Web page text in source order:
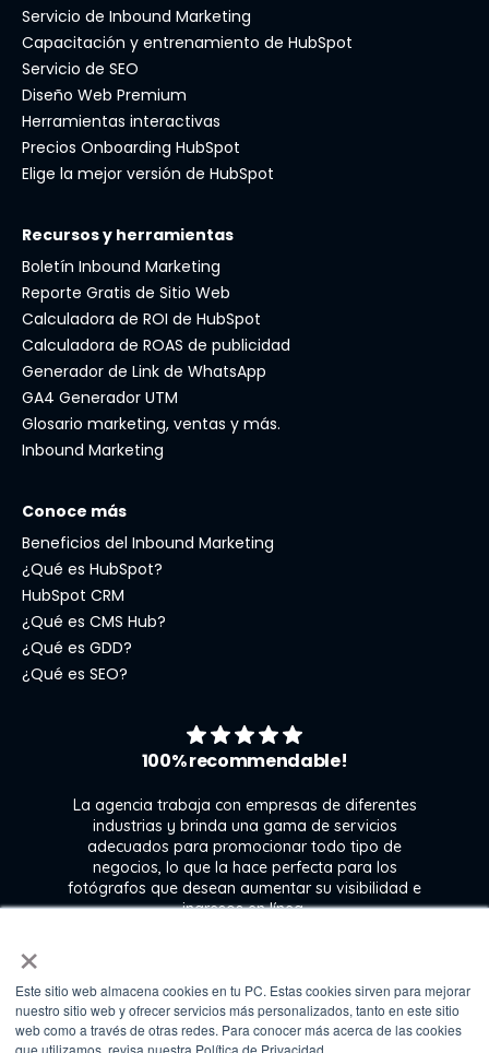
×
Este sitio web almacena cookies en tu PC. Estas cookies sirven para mejorar
nuestro sitio web y ofrecer servicios más personalizados, tanto en este sitio
web como a través de otras redes. Para conocer más acerca de las cookies
que utilizamos, revisa nuestra Política de Privacidad.
Servicio de Inbound Marketing
Capacitación y entrenamiento de HubSpot
Servicio de SEO
Diseño Web Premium
Herramientas interactivas
Precios Onboarding HubSpot
Elige la mejor versión de HubSpot
Recursos y herramientas
Boletín Inbound Marketing
Reporte Gratis de Sitio Web
Calculadora de ROI de HubSpot
Calculadora de ROAS de publicidad
Generador de Link de WhatsApp
GA4 Generador UTM
Glosario marketing, ventas y más.
Inbound Marketing
Conoce más
Beneficios del Inbound Marketing
¿Qué es HubSpot?
HubSpot CRM
¿Qué es CMS Hub?
¿Qué es GDD?
¿Qué es SEO?
100% recommendable!
La agencia trabaja con empresas de diferentes
industrias y brinda una gama de servicios
adecuados para promocionar todo tipo de
negocios, lo que la hace perfecta para los
fotógrafos que desean aumentar su visibilidad e
ingresos en línea.
Kate Gross
Marketing & graphic design assistant at
Fixthephoto